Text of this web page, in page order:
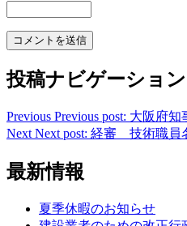
投稿ナビゲーション
Previous Previous post: 大阪府知
Next Next post: 経審 技術職員
最新情報
夏季休暇のお知らせ